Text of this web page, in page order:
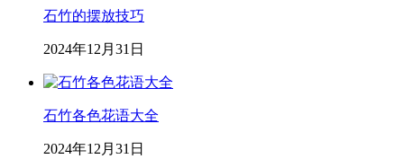
石竹的摆放技巧
2024年12月31日
石竹各色花语大全
2024年12月31日